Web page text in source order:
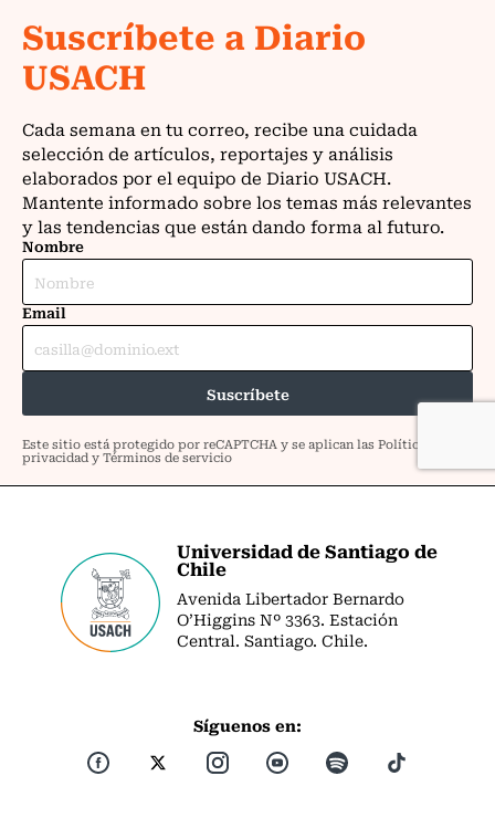
Universidad de Santiago de
Chile
Avenida Libertador Bernardo
O’Higgins Nº 3363. Estación
Central. Santiago. Chile.
Síguenos en: